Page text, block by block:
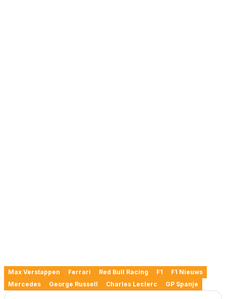
Max Verstappen Ferrari Red Bull Racing F1
F1 Nieuws
Mercedes
George Russell Charles Leclerc GP Spanje